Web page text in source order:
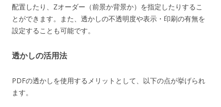
配置したり、Zオーダー（前景か背景か）を指定したりするこ
とができます。また、透かしの不透明度や表示・印刷の有無を
設定することも可能です。
透かしの活用法
PDFの透かしを使用するメリットとして、以下の点が挙げられ
ます。